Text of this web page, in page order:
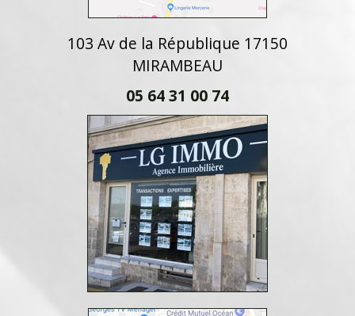
103 Av de la République 17150
MIRAMBEAU
05 64 31 00 74